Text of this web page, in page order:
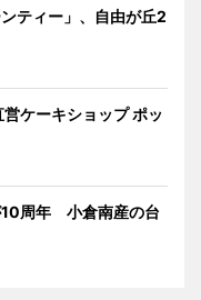
ティー」、自由が丘2
ケーキショップ ポッ
10周年 小倉南産の台